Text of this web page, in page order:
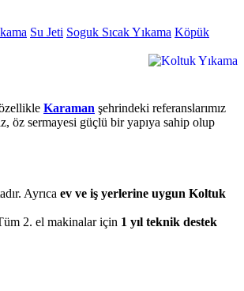
Su Jeti Soguk Sıcak Yıkama Köpük
Karaman şehrindeki referanslarımız
öz sermayesi güçlü bir yapıya sahip olup
Ayrıca ev ve iş yerlerine uygun Koltuk
2. el makinalar için 1 yıl teknik destek